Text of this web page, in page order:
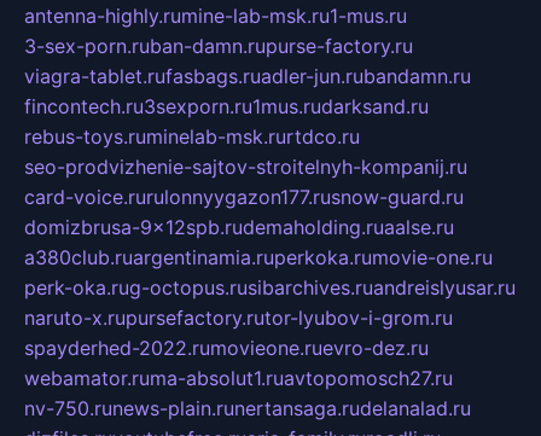
antenna-highly.rumine-lab-msk.ru1-mus.ru
3-sex-porn.ruban-damn.rupurse-factory.ru
viagra-tablet.rufasbags.ruadler-jun.rubandamn.ru
fincontech.ru3sexporn.ru1mus.rudarksand.ru
rebus-toys.ruminelab-msk.rurtdco.ru
seo-prodvizhenie-sajtov-stroitelnyh-kompanij.ru
card-voice.rurulonnyygazon177.rusnow-guard.ru
domizbrusa-9x12spb.rudemaholding.ruaalse.ru
a380club.ruargentinamia.ruperkoka.rumovie-one.ru
perk-oka.rug-octopus.rusibarchives.ruandreislyusar.ru
naruto-x.rupursefactory.rutor-lyubov-i-grom.ru
spayderhed-2022.rumovieone.ruevro-dez.ru
webamator.ruma-absolut1.ruavtopomosch27.ru
nv-750.runews-plain.runertansaga.rudelanalad.ru